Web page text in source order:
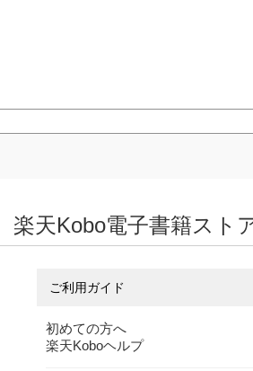
楽天Kobo電子書籍スト
ご利用ガイド
初めての方へ
楽天Koboヘルプ